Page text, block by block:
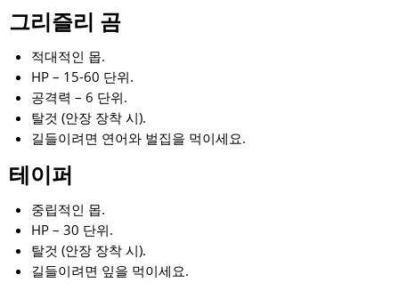
그리즐리 곰
적대적인 몹.
HP – 15-60 단위.
공격력 – 6 단위.
탈것 (안장 장착 시).
길들이려면 연어와 벌집을 먹이세요.
테이퍼
중립적인 몹.
HP – 30 단위.
탈것 (안장 장착 시).
길들이려면 잎을 먹이세요.